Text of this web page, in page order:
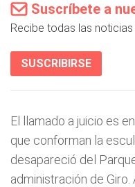
Suscríbete a
Recibe todas las
SUSCRIBIRSE
El llamado a juicio es
que conforman la
desapareció del
administración de